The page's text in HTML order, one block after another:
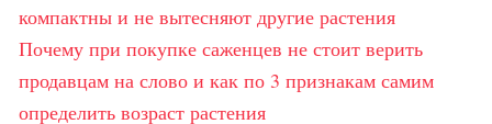
компактны и не вытесняют другие растения
Почему при покупке саженцев не стоит верить
продавцам на слово и как по 3 признакам самим
определить возраст растения